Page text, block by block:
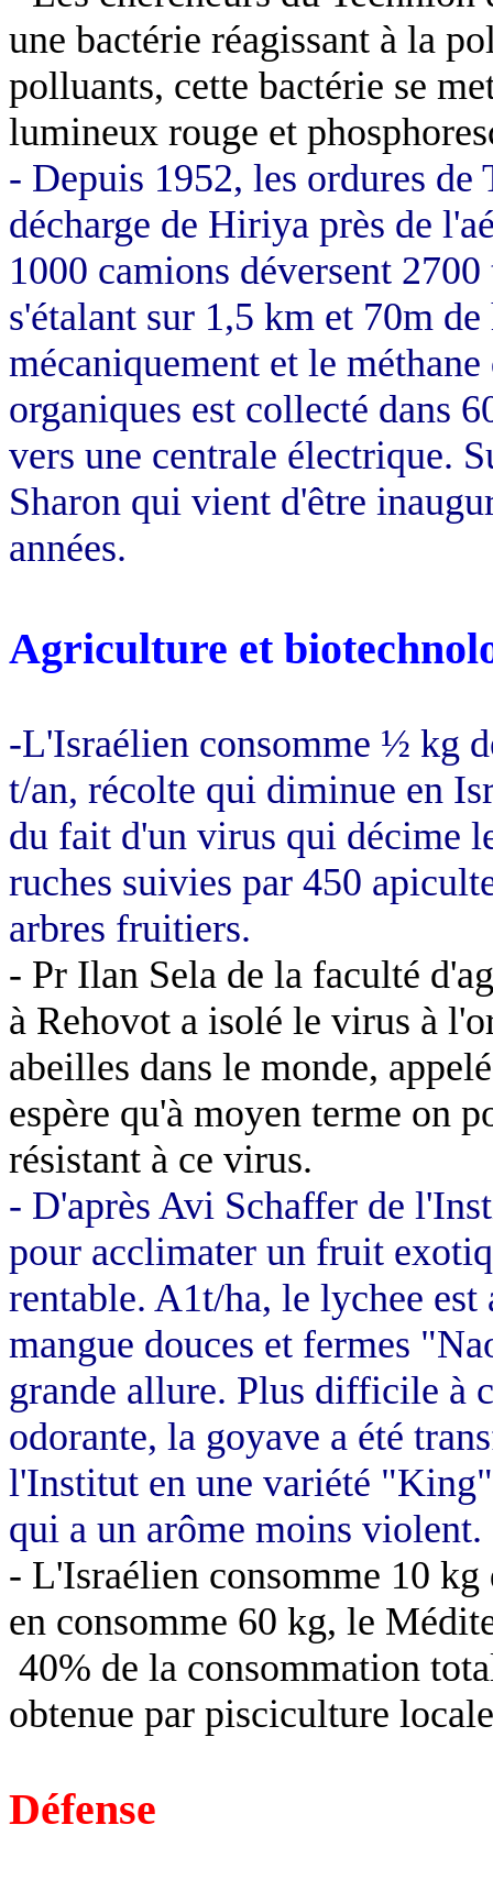
une bactérie réagissant à la
polluants, cette bactérie se
lumineux rouge et
- Depuis 1952, les ordures de
décharge de Hiriya près de
1000 camions déversent
s'étalant sur 1,5 km et 70m
mécaniquement et le méthane
organiques est collecté dans
vers une centrale électrique.
Sharon qui vient d'être
années.
Agriculture et
-L'Israélien consomme ½ kg
t/an, récolte qui diminue en
du fait d'un virus qui décime
ruches suivies par 450
arbres fruitiers.
- Pr Ilan Sela de la faculté
à Rehovot a isolé le virus à
abeilles dans le monde,
espère qu'à moyen terme on
résistant à ce virus.
- D'après Avi Schaffer de
pour acclimater un fruit
rentable. A1t/ha, le lychee
mangue douces et fermes
grande allure. Plus difficile à
odorante, la goyave a été
l'Institut en une variété
qui a un arôme moins violent.
- L'Israélien consomme 10 kg
en consomme 60 kg, le
40% de la consommation
obtenue par pisciculture
Défense